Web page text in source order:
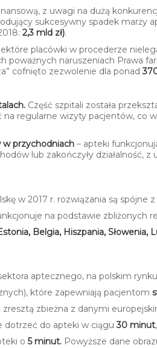
z uwagi na dużą
sukcesywny spadek marży
2,3 mld zł).
placówki w procederze
poważnych naruszeniach Prawa
cofnięto zezwolenie dla ponad
Część szpitali została
regularne wizyty pacjentów, co
przychodniach – apteki
lub zakończyły działalność, z
w 2017 r. rozwiązania są spójne
na podstawie zbliżonych
Belgia, Hiszpania, Słowenia,
aptecznego, na polskim
które zapewniają pacjentom
zresztą zbieżna z danymi
dotrzeć do apteki w ciągu30 minut
o 5 minut. Powyższe dane